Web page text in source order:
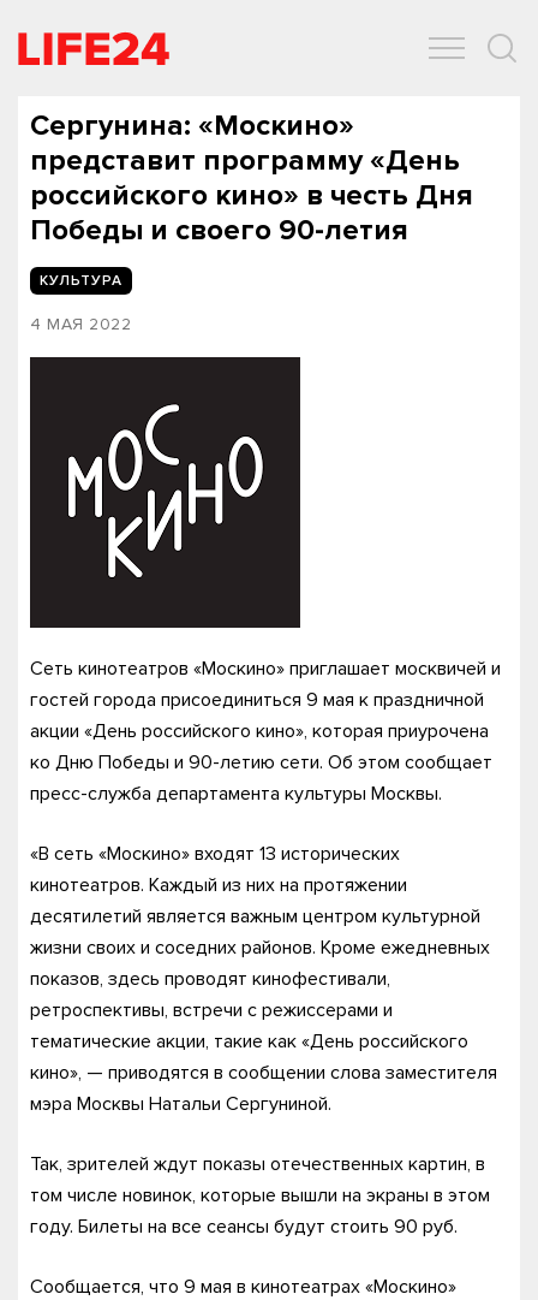
Сергунина: «Москино»
представит программу «День
российского кино» в честь Дня
Победы и своего 90-летия
КУЛЬТУРА
4 МАЯ 2022
Сеть кинотеатров «Москино» приглашает москвичей и
гостей города присоединиться 9 мая к праздничной
акции «День российского кино», которая приурочена
ко Дню Победы и 90-летию сети. Об этом сообщает
пресс-служба департамента культуры Москвы.
«В сеть «Москино» входят 13 исторических
кинотеатров. Каждый из них на протяжении
десятилетий является важным центром культурной
жизни своих и соседних районов. Кроме ежедневных
показов, здесь проводят кинофестивали,
ретроспективы, встречи с режиссерами и
тематические акции, такие как «День российского
кино», — приводятся в сообщении слова заместителя
мэра Москвы Натальи Сергуниной.
Так, зрителей ждут показы отечественных картин, в
том числе новинок, которые вышли на экраны в этом
году. Билеты на все сеансы будут стоить 90 руб.
Сообщается, что 9 мая в кинотеатрах «Москино»